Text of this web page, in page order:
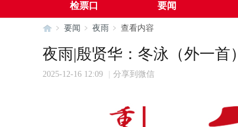
检票口 要闻
轨 ›
要闻
›
夜雨
›
查看内容
夜雨|殷贤华：冬泳（外一首）
2025-12-16 12:09 分享到微信